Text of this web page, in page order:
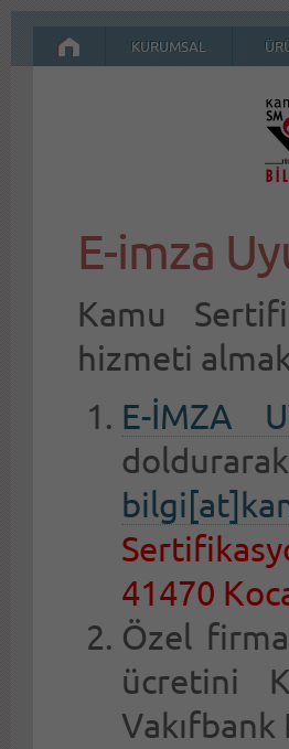
KURUMSAL
E-imza
Kamu
hizmeti
E-İMZA
41470
Özel
ücretini